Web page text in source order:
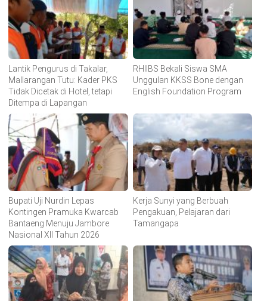
Lantik Pengurus di Takalar,
Mallarangan Tutu: Kader PKS
Tidak Dicetak di Hotel, tetapi
Ditempa di Lapangan
RHIIBS Bekali Siswa SMA
Unggulan KKSS Bone dengan
English Foundation Program
Bupati Uji Nurdin Lepas
Kontingen Pramuka Kwarcab
Bantaeng Menuju Jambore
Nasional XII Tahun 2026
Kerja Sunyi yang Berbuah
Pengakuan, Pelajaran dari
Tamangapa